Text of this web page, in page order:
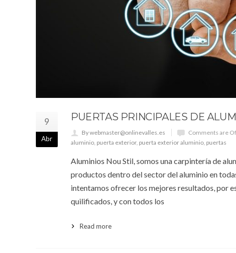
9
Abr
PUERTAS PRINCIPALES DE
By webmaster@onlinevalles.es Comments are
aluminio puerta exterior, puerta exterior aluminio puertas
Aluminios Nou Stil, somos una carpintería de
productos dentro del sector del aluminio en
intentamos ofrecer los mejores resultados, por
quilificados, y con todos los
Read more